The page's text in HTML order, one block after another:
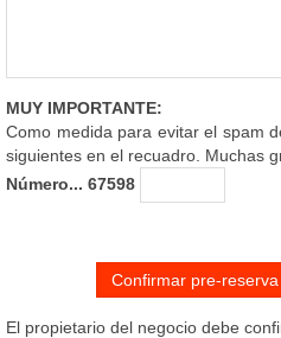
MUY IMPORTANTE:
Como medida para evitar el spam
siguientes en el recuadro. Muchas
Número... 67598
Confirmar pre-reserva
El propietario del negocio debe